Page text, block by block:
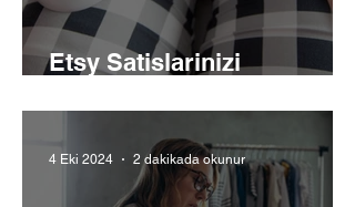
Etsy Satislarinizi
4 Eki 2024 2 dakikada okunur